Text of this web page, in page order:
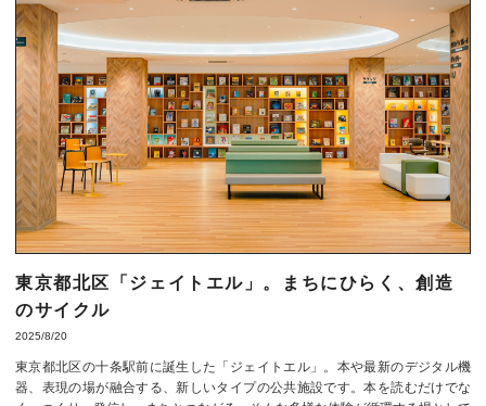
東京都北区「ジェイトエル」。まちにひらく、創造
のサイクル
2025/8/20
東京都北区の十条駅前に誕生した「ジェイトエル」。本や最新のデジタル機
器、表現の場が融合する、新しいタイプの公共施設です。本を読むだけでな